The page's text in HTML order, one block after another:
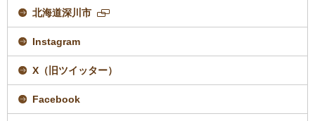
北海道深川市
ー
ジ
ま
Instagram
X（旧ツイッター）
Facebook